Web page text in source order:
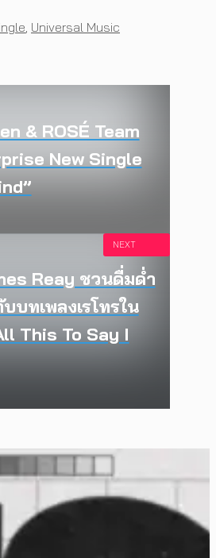
Universal Music
& ROSÉ Team
New Single
Reay ชวนดื่มด่ำ
บทเพลงเรโทรใน
This To Say I
NEXT